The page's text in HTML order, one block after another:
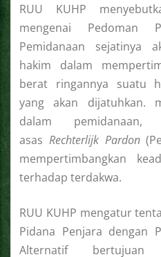
RUU KUHP
mengenai Pedoman
Pemidanaan sejatinya
hakim dalam
berat ringannya suatu
yang akan dijatuhkan.
dalam pemidanaan,
asas Rechterlijk Pardon
mempertimbangkan
terhadap terdakwa.
RUU KUHP mengatur
Pidana Penjara dengan
Alternatif bertujuan